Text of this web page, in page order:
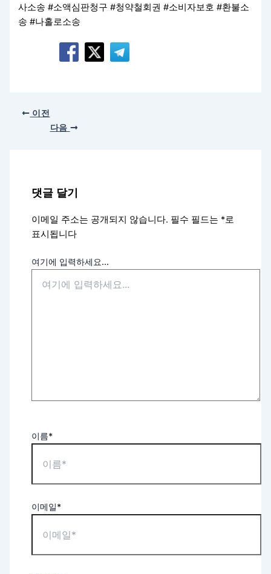
사소송 #소액심판청구 #청약철회권 #소비자보호 #환불소
송 #나홀로소송
이전
다음
댓글 달기
이메일 주소는 공개되지 않습니다. 필수 필드는 *로
표시됩니다
여기에 입력하세요...
이름*
이메일*